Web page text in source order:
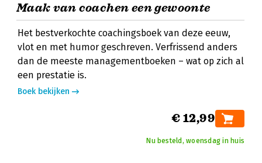
Maak van coachen een gewoonte
Het bestverkochte coachingsboek van deze eeuw,
vlot en met humor geschreven. Verfrissend anders
dan de meeste managementboeken – wat op zich al
een prestatie is.
Boek bekijken
€ 12,99
Nu besteld, woensdag in huis